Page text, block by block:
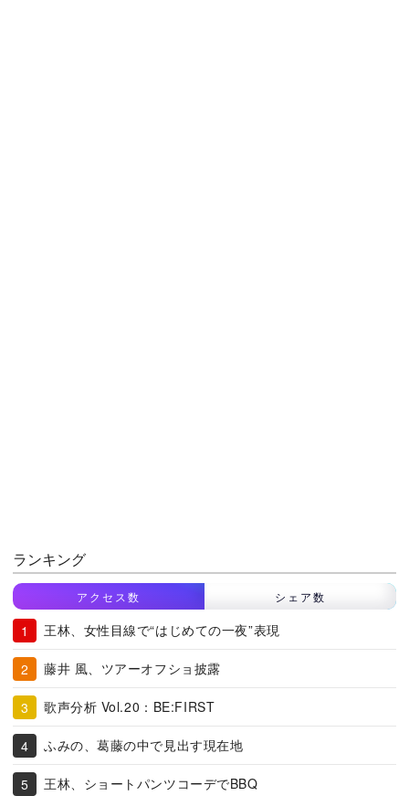
ランキング
アクセス数 シェア数
王林、女性目線で“はじめての一夜”表現
藤井 風、ツアーオフショ披露
歌声分析 Vol.20：BE:FIRST
ふみの、葛藤の中で見出す現在地
王林、ショートパンツコーデでBBQ